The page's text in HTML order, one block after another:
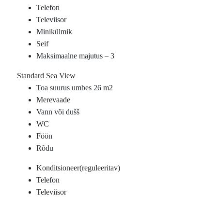
Telefon
Televiisor
Minikülmik
Seif
Maksimaalne majutus – 3
Standard Sea View
Toa suurus umbes 26 m2
Merevaade
Vann või dušš
WC
Föön
Rõdu
Konditsioneer(reguleeritav)
Telefon
Televiisor